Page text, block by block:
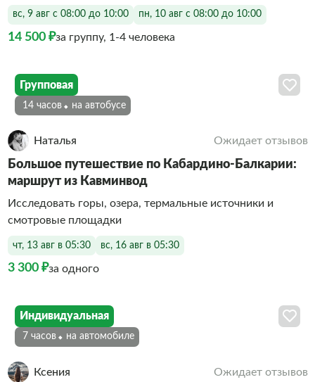
вс, 9 авг с 08:00 до 10:00 пн, 10 авг с 08:00 до 10:00
14 500 ₽за группу, 1-4 человека
Групповая
14 часов На автобусе
Наталья Ожидает отзывов
Большое путешествие по Кабардино-Балкарии:
маршрут из Кавминвод
Исследовать горы, озера, термальные источники и
смотровые площадки
чт, 13 авг в 05:30 вс, 16 авг в 05:30
3 300 ₽за одного
Индивидуальная
7 часов На автомобиле
Ксения Ожидает отзывов